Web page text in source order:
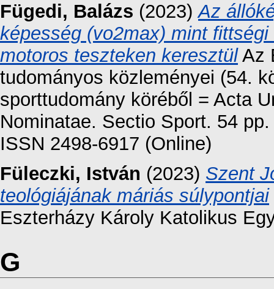
Fügedi, Balázs (2023)Az
képesség (vo2max) mint
motoros teszteken keresztülAz
tudományos közleményei (54.
sporttudomány köréből = Acta
Nominatae. Sectio Sport. 54
ISSN 2498-6917 (Online)
Füleczki, István (2023) Szent
teológiájának máriás súlypontjai
Eszterházy Károly Katolikus
G